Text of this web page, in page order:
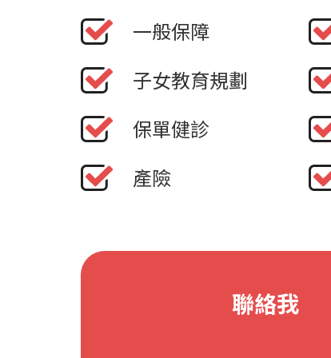
一般保障
子女教育規劃
保單健診
產險
聯絡我